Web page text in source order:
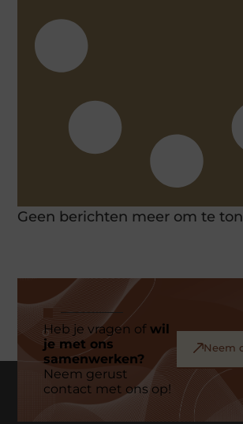
Geen berichten meer om te
Heb je vragen ofwil
je met ons
samenwerken?
Neem gerust
contact met ons op!
Neem